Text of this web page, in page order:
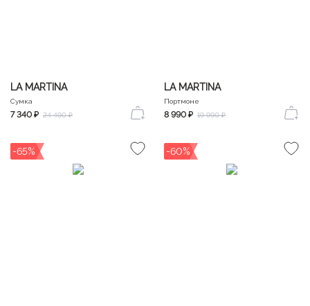
LA MARTINA
Сумка
7 340 ₽ 24 490 ₽
LA MARTINA
Портмоне
8 990 ₽ 19 990 ₽
-65% -60%